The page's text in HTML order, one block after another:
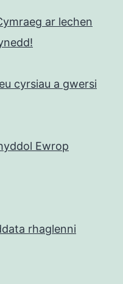
ar lechen
cyrsiau a gwersi
Ewrop
rhaglenni